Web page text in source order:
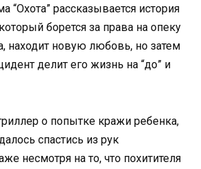
“Охота” рассказывается история
борется за права на опеку
находит новую любовь, но затем
делит его жизнь на “до” и
о попытке кражи ребенка,
спастись из рук
несмотря на то, что похитителя